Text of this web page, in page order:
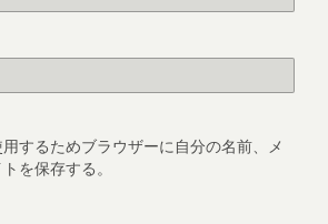
するためブラウザーに自分の名前、メ
を保存する。